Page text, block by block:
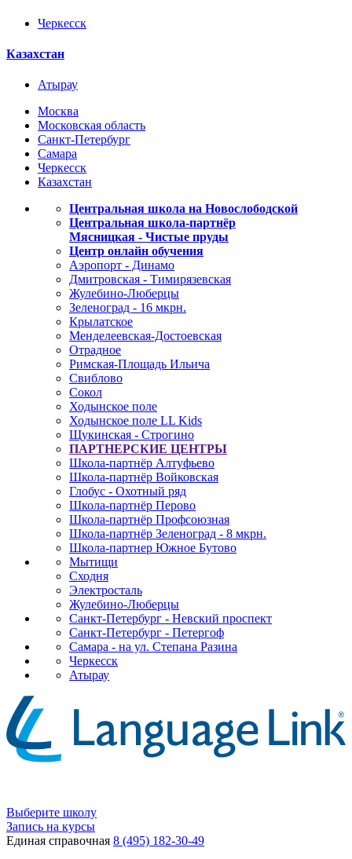
Черкесск
Казахстан
Атырау
Москва
Московская область
Санкт-Петербург
Самара
Черкесск
Казахстан
Центральная школа на Новослободской
Центральная школа-партнёр
Мясницкая - Чистые пруды
Центр онлайн обучения
Аэропорт - Динамо
Дмитровская - Тимирязевская
Жулебино-Люберцы
Зеленоград - 16 мкрн.
Крылатское
Менделеевская-Достоевская
Отрадное
Римская-Площадь Ильича
Свиблово
Сокол
Ходынское поле
Ходынское поле LL Kids
Щукинская - Строгино
ПАРТНЕРСКИЕ ЦЕНТРЫ
Школа-партнёр Алтуфьево
Школа-партнёр Войковская
Глобус - Охотный ряд
Школа-партнёр Перово
Школа-партнёр Профсоюзная
Школа-партнёр Зеленоград - 8 мкрн.
Школа-партнер Южное Бутово
Мытищи
Сходня
Электросталь
Жулебино-Люберцы
Санкт-Петербург - Невский проспект
Санкт-Петербург - Петергоф
Самара - на ул. Степана Разина
Черкесск
Атырау
Выберите школу
Запись на курсы
Единая справочная 8 (495) 182-30-49